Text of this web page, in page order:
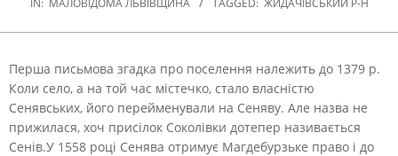
IN: МАЛОВІДОМА ЛЬВІВЩИНА TAGGED: ЖИДАЧІВСЬКИЙ Р-Н
Перша письмова згадка про поселення належить до 1379 р.
Коли село, а на той час містечко, стало власністю
Сенявських, його перейменували на Сеняву. Але назва не
прижилася, хоч присілок Соколівки дотепер називається
Сенів.У 1558 році Сенява отримує Магдебурзьке право і до